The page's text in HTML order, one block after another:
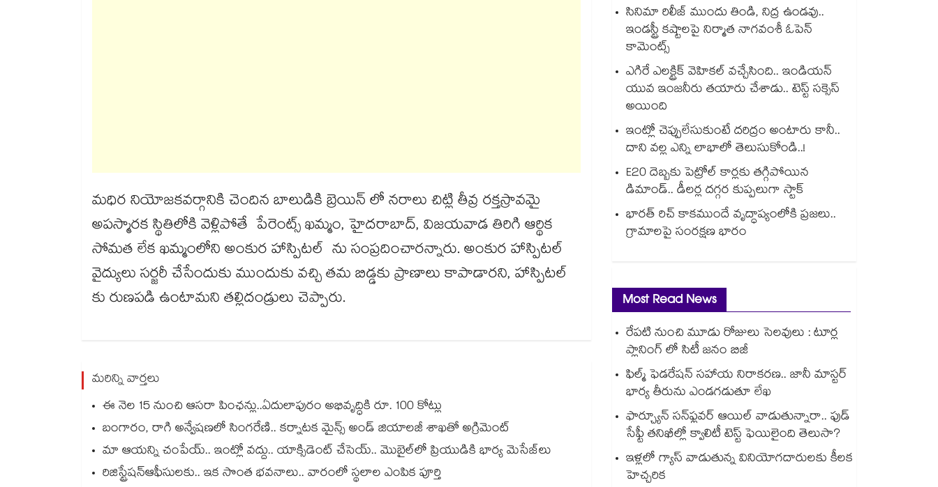
మధిర నియోజకవర్గానికి చెందిన బాలుడికి బ్రెయిన్ లో నరాలు చిట్లి తీవ్ర రక్తస్రావమై
అపస్మారక స్థితిలోకి వెళ్లిపోతే పేరెంట్స్​ ఖమ్మం, హైదరాబాద్, విజయవాడ తిరిగి ఆర్థిక
సోమత లేక ఖమ్మంలోని అంకుర హాస్పిటల్ ను సంప్రదించారన్నారు. అంకుర హాస్పిటల్
వైద్యులు సర్జరీ చేసేందుకు ముందుకు వచ్చి తమ బిడ్డకు ప్రాణాలు కాపాడారని, హాస్పిటల్
కు రుణపడి ఉంటామని తల్లిదండ్రులు చెప్పారు.
మరిన్ని వార్తలు
ఈ నెల 15 నుంచి ఆసరా పింఛన్లు..ఏదులాపురం అభివృద్ధికి రూ. 100 కోట్లు
బంగారం, రాగి అన్వేషణలో సింగరేణి.. కర్నాటక మైన్స్ అండ్ జియాలజీ శాఖతో అగ్రిమెంట్
మా ఆయన్ని చంపేయ్.. ఇంట్లో వద్దు.. యాక్సిడెంట్ చేసెయ్.. మొబైల్‌‌‌‌‌‌‌‌‌‌‌‌‌‌‌‌లో ప్రియుడికి భార్య మెసేజ్‌‌‌‌‌‌‌‌‌‌‌‌‌‌‌‌లు
రిజిస్ట్రేషన్ఆఫీసులకు.. ఇక సొంత భవనాలు.. వారంలో స్థలాల ఎంపిక పూర్తి
సినిమా రిలీజ్ ముందు తిండి, నిద్ర ఉండవు..
ఇండస్ట్రీ కష్టాలపై నిర్మాత నాగవంశీ ఓపెన్
కామెంట్స్
ఎగిరే ఎలక్ట్రిక్ వెహికల్ వచ్చేసింది.. ఇండియన్
యువ ఇంజనీరు తయారు చేశాడు.. టెస్ట్ సక్సెస్
అయింది
ఇంట్లో చెప్పులేసుకుంటే దరిద్రం అంటారు కానీ..
దాని వల్ల ఎన్ని లాభాలో తెలుసుకోండి..!
E20 దెబ్బకు పెట్రోల్ కార్లకు తగ్గిపోయిన
డిమాండ్.. డీలర్ల దగ్గర కుప్పలుగా స్టాక్
భారత్ రిచ్ కాకముందే వృద్ధాప్యంలోకి ప్రజలు..
గ్రామాలపై సంరక్షణ భారం
Most Read News
రేపటి నుంచి మూడు రోజులు సెలవులు : టూర్ల
ప్లానింగ్ లో సిటీ జనం బిజీ
ఫిల్మ్ ఫెడరేషన్ సహాయ నిరాకరణ.. జానీ మాస్టర్
భార్య తీరును ఎండగడుతూ లేఖ
ఫార్చ్యూన్ సన్‌ఫ్లవర్ ఆయిల్ వాడుతున్నారా.. ఫుడ్
సేఫ్టీ తనిఖీల్లో క్వాలిటీ టెస్ట్ ఫెయిలైంది తెలుసా?
ఇళ్లలో గ్యాస్ వాడుతున్న వినియోగదారులకు కీలక
హెచ్చరిక